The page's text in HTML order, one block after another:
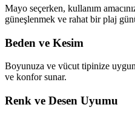
Mayo seçerken, kullanım
güneşlenmek ve rahat bir plaj
Beden ve Kesim
Boyunuza ve vücut tipinize
ve konfor sunar.
Renk ve Desen Uyumu